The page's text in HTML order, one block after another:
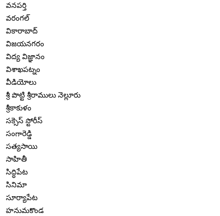
వనపర్తి
వరంగల్
వికారాబాద్
విజయనగరం
విద్య విజ్ఞానం
విశాఖపట్నం
వీడియోలు
శ్రీ పొట్టి శ్రీరాములు నెల్లూరు
శ్రీకాకుళం
సక్సెస్ స్టోరీస్
సంగారెడ్డి
సత్యసాయి
సాహితీ
సిద్ధిపేట
సినిమా
సూర్యాపేట
హనుమకొండ